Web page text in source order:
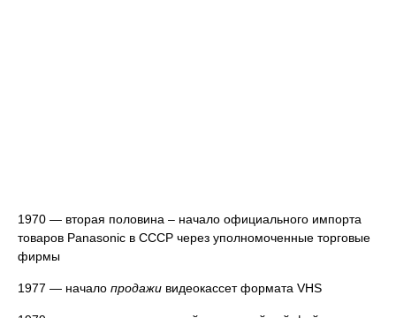
1970 — вторая половина – начало официального импорта
товаров Panasonic в СССР через уполномоченные торговые
фирмы
1977 — начало продажи видеокассет формата VHS